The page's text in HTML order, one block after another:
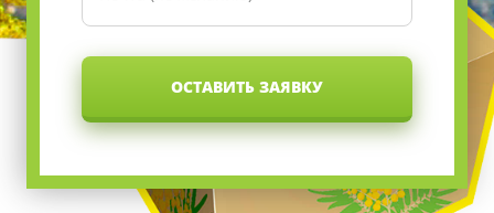
ОСТАВИТЬ ЗАЯВКУ